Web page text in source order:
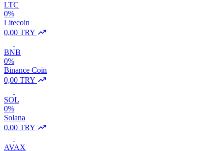
LTC
0%
Litecoin
0,00 TRY
BNB
0%
Binance Coin
0,00 TRY
SOL
0%
Solana
0,00 TRY
AVAX